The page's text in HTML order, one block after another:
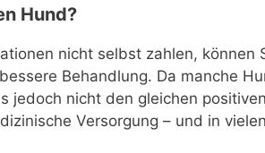
Hund?
nicht selbst zahlen, können
Behandlung. Da manche
jedoch nicht den gleichen
Versorgung – und in